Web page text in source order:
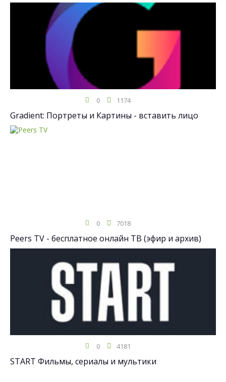
0 1174
Gradient: Портреты и Картины - вставить лицо
0 7018
Peers TV - бесплатное онлайн ТВ (эфир и архив)
0 4181
START Фильмы, сериалы и мультики